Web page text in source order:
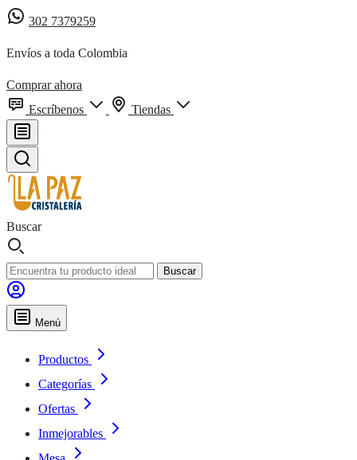
302 7379259
Envíos a toda Colombia
Comprar ahora
Escríbenos
Tiendas
Buscar
Buscar
Menú
Productos
Categorías
Ofertas
Inmejorables